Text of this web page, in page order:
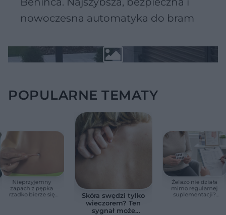
nowoczesna automatyka do bram
POPULARNE TEMATY
Nieprzyjemny
zapach z pępka
rzadko bierze się
Skóra swędzi tylko
wieczorem? Ten
sygnał może
Żelazo nie działa
mimo regularnej
suplementacji?